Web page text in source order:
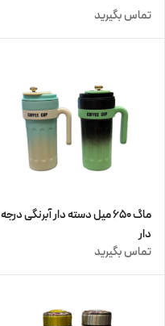
تماس بگیرید
ماگ ۶۵۰ میل دسته دار آبرنگی درجه
دار
تماس بگیرید